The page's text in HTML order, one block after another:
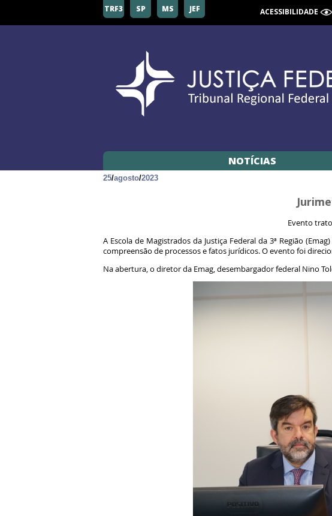
TRF3 SP MS JEF ACESSIBILIDADE
NOTÍCIAS
25/agosto/2023
Evento
A Escola de Magistrados da Justiça Federal da 3ª Região
compreensão de processos e fatos jurídicos. O evento foi
Na abertura, o diretor da Emag, desembargador federal Nino